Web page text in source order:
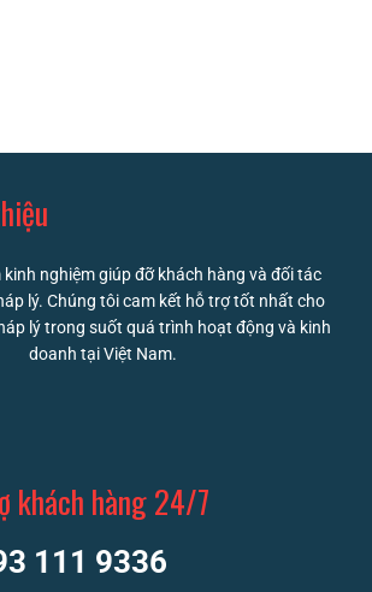
nghiệm giúp đỡ khách hàng và đối tác
lý. Chúng tôi cam kết hỗ trợ tốt nhất cho
lý trong suốt quá trình hoạt động và kinh
doanh tại Việt Nam.
khách hàng 24/7
111 9336